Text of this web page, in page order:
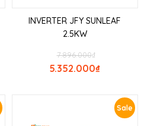
INVERTER JFY SUNLEAF
2.5KW
₫
7.896.000
₫
5.352.000
Sale